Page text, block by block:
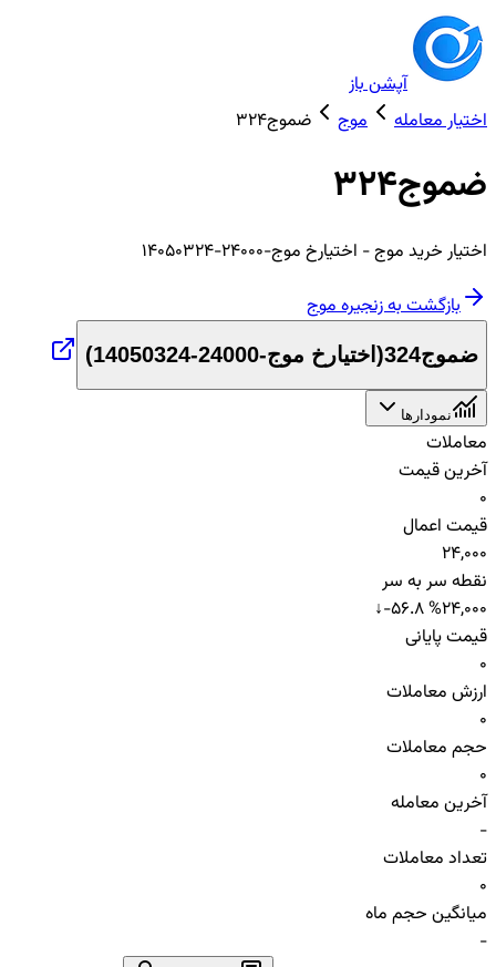
آپشن باز
اختیار معامله
موج ضموج324
ضموج324
اختیار خرید موج- اختیارخ موج-24000-14050324
بازگشت به زنجیرهموج
ضموج324 ( اختیارخ موج-24000-14050324 )
نمودارها
معاملات
آخرین قیمت
0
قیمت اعمال
24,000
نقطه سر به سر
24,000
↓-56.8 %
قیمت پایانی
0
ارزش معاملات
0
حجم معاملات
0
آخرین معامله
-
تعداد معاملات
0
میانگین حجم ماه
-